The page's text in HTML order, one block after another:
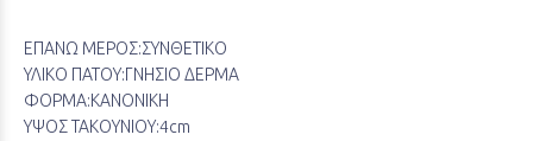
ΕΠΑΝΩ ΜΕΡΟΣ:ΣΥΝΘΕΤΙΚΟ
ΥΛΙΚΟ ΠΑΤΟΥ:ΓΝΗΣΙΟ ΔΕΡΜΑ
ΦΟΡΜΑ:ΚΑΝΟΝΙΚΗ
ΥΨΟΣ ΤΑΚΟΥΝΙΟΥ:4cm